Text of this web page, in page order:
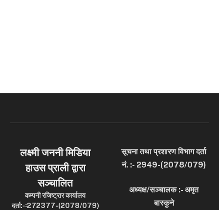
लक्ष्मी जननी मिडिया
हाउस प्राली द्वारा
सञ्चालित
कम्पनी रजिष्ट्रार कार्यालय
दर्ता:-ः272377-(2078/079)
सूचना तथा प्रशारण विभाग दर्ता
नं. :- 2949-(2078/079)
अध्यक्ष/सञ्चालक :- अमृत
बास्कुने